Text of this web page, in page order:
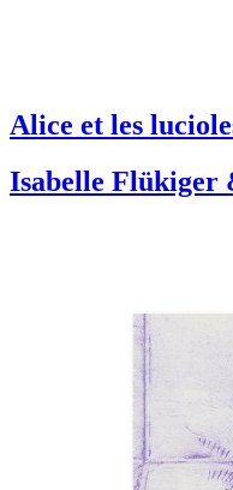
Alice et les
Isabelle